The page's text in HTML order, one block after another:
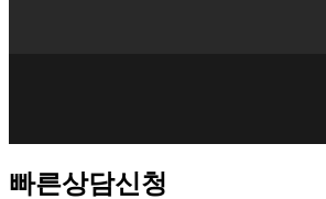
빠른상담신청